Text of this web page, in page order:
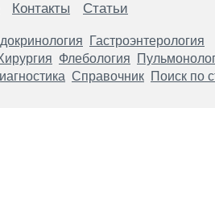
Контакты Статьи
Гастроэнтерология
Флебология
Справочник Поиск по